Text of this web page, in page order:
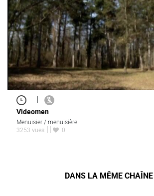
|
Videomen
Menuisier / menuisière
3253 vues
0
DANS LA MÊME CHAÎNE